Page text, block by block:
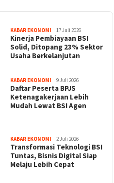
KABAR EKONOMI 17 Juli 2026
Kinerja Pembiayaan BSI
Solid, Ditopang 23% Sektor
Usaha Berkelanjutan
KABAR EKONOMI 9 Juli 2026
Daftar Peserta BPJS
Ketenagakerjaan Lebih
Mudah Lewat BSI Agen
KABAR EKONOMI 2 Juli 2026
Transformasi Teknologi BSI
Tuntas, Bisnis Digital Siap
Melaju Lebih Cepat